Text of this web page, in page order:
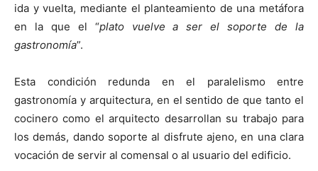
ida y vuelta, mediante el planteamiento de una metáfora
en la que el “plato vuelve a ser el soporte de la
gastronomía”.
Esta condición redunda en el paralelismo entre
gastronomía y arquitectura, en el sentido de que tanto el
cocinero como el arquitecto desarrollan su trabajo para
los demás, dando soporte al disfrute ajeno, en una clara
vocación de servir al comensal o al usuario del edificio.